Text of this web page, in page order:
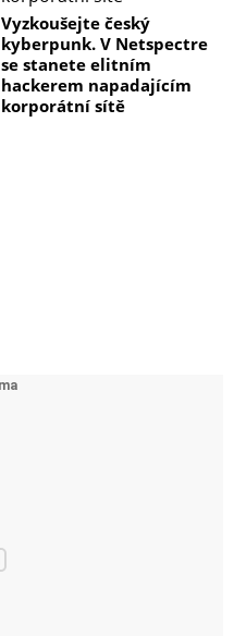
Vyzkoušejte český
kyberpunk. V Netspectre
se stanete elitním
hackerem napadajícím
korporátní sítě